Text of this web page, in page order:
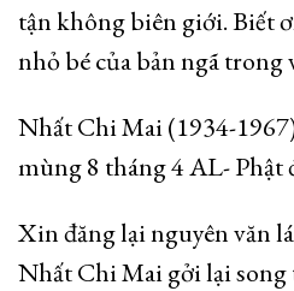
tận không biên giới. Biết
nhỏ bé của bản ngã
Nhất Chi Mai (1934-
mùng 8 tháng 4 AL- Phật
Xin đăng lại nguyên văn
Nhất Chi Mai gởi lại song